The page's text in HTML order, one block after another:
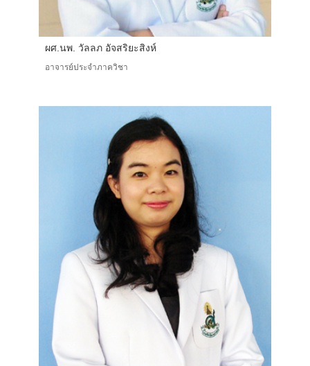
ผศ.นพ. วัลลภ อัจสริยะสิงห์
อาจารย์ประจำภาควิชา